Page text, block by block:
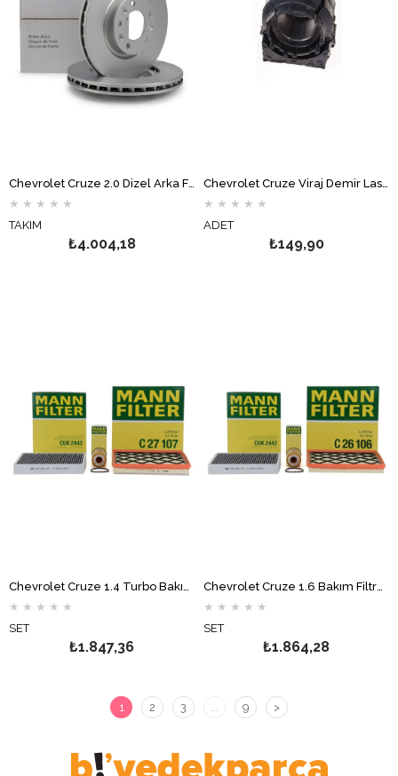
Chevrolet Cruze 2.0 Dizel Arka Fren Disk Takımı 292mm DELPHİ
★ ★ ★ ★ ★
TAKIM
₺4.004,18
Chevrolet Cruze Viraj Demir Lastiği YTT
★ ★ ★ ★ ★
ADET
₺149,90
★ ★ ★ ★ ★
SET
₺1.847,36
★ ★ ★ ★ ★
SET
₺1.864,28
1 2 3 9 >